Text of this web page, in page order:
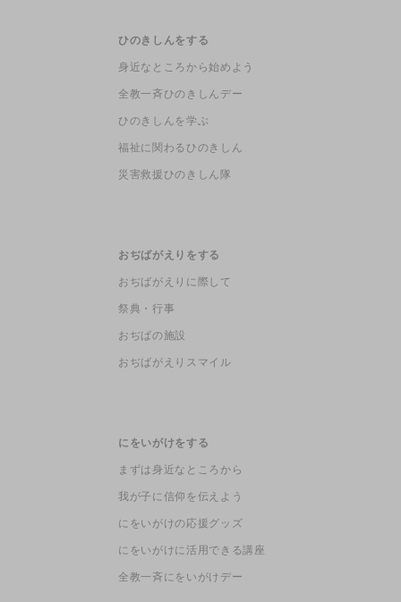
ひのきしんをする
身近なところから始めよう
全教一斉ひのきしんデー
ひのきしんを学ぶ
福祉に関わるひのきしん
災害救援ひのきしん隊
おぢばがえりをする
おぢばがえりに際して
祭典・行事
おぢばの施設
おぢばがえりスマイル
にをいがけをする
まずは身近なところから
我が子に信仰を伝えよう
にをいがけの応援グッズ
にをいがけに活用できる講座
全教一斉にをいがけデー